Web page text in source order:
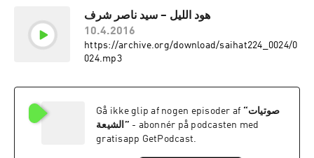
هود الليل – سيد ناصر شرف
10.4.2016
https://archive.org/download/saihat224_0024/0
024.mp3
Gå ikke glip af nogen episoder af “صوتيات
الشيعة ” - abonnér på podcasten med
gratisapp GetPodcast.